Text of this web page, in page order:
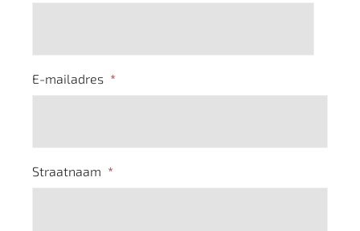
E-mailadres *
Straatnaam *